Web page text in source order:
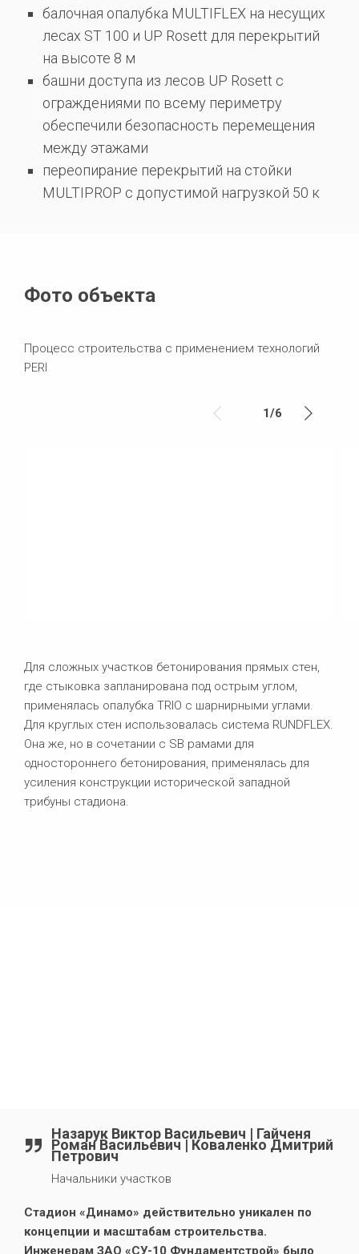
балочная опалубка MULTIFLEX на несущих
лесах ST 100 и UP Rosett для перекрытий
на высоте 8 м
башни доступа из лесов UP Rosett с
ограждениями по всему периметру
обеспечили безопасность перемещения
между этажами
переопирание перекрытий на стойки
MULTIPROP с допустимой нагрузкой 50 к
Фото объекта
Процесс строительства c применением технологий
PERI
1/6
Для сложных участков бетонирования прямых стен,
где стыковка запланирована под острым углом,
применялась опалубка TRIO с шарнирными углами.
Для круглых стен использовалась система RUNDFLEX.
Она же, но в сочетании с SB рамами для
одностороннего бетонирования, применялась для
усиления конструкции исторической западной
трибуны стадиона.
Назарук Виктор Васильевич | Гайченя
Роман Васильевич | Коваленко Дмитрий
Петрович
Начальники участков
Стадион «Динамо» действительно уникален по
концепции и масштабам строительства.
Инженерам ЗАО «СУ-10 Фундаментстрой» было